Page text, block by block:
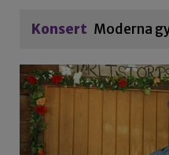
Konsert Moderna